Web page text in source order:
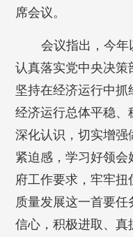
席会议。
会议指出，今年
认真落实党中央决策
坚持在经济运行中
经济运行总体平稳、
深化认识，切实增
紧迫感，学习好领
府工作要求，牢牢
质量发展这一首要
信心，积极进取、真